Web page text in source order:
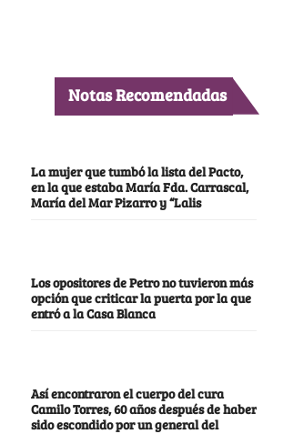
Notas Recomendadas
La mujer que tumbó la lista del Pacto,
en la que estaba María Fda. Carrascal,
María del Mar Pizarro y “Lalis
Los opositores de Petro no tuvieron más
opción que criticar la puerta por la que
entró a la Casa Blanca
Así encontraron el cuerpo del cura
Camilo Torres, 60 años después de haber
sido escondido por un general del